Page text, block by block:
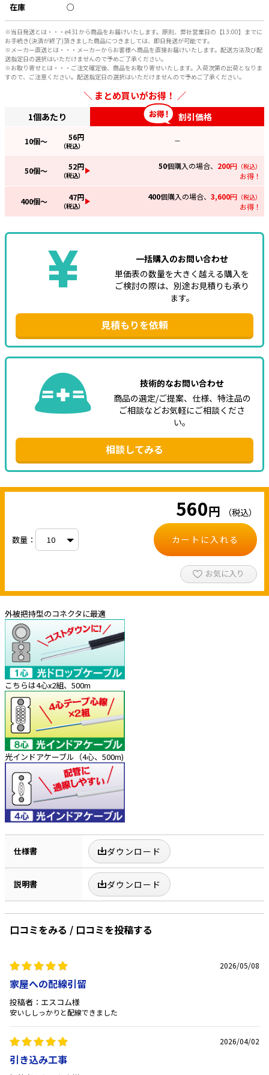
在庫 ○
※当日発送とは・・・e431から商品をお届けいたします。原則、弊社営業日の【13:00】までに
お手続き(決済が終了)頂きました商品につきましては、即日発送が可能です。
※メーカー直送とは・・・メーカーからお客様へ商品を直接お届けいたします。配送方法及び配
送指定日の選択はいただけませんので予めご了承ください。
※お取り寄せとは・・・ご注文確定後、商品をお取り寄せいたします。入荷次第の出荷となりま
すので、ご注意ください。配送指定日の選択はいただけませんので予めご了承ください。
まとめ買いがお得！
1個あたり 割引価格
10個～ 56円
（税込）
—
50個～ 52円
（税込）
50個購入の場合、 200円 （税込）
お得！
400個～ 47円
（税込）
400個購入の場合、 3,600円 （税込）
お得！
一括購入のお問い合わせ
単価表の数量を大きく越える購入を
ご検討の際は、別途お見積りも承り
ます。
見積もりを依頼
技術的なお問い合わせ
商品の選定/ご提案、仕様、特注品の
ご相談などお気軽にご相談くださ
い。
相談してみる
560円 （税込）
数量： カートに入れる
お気に入り
外被把持型のコネクタに最適
こちらは4心x2組、500m
光インドアケーブル（4心、500m)
仕様書 ダウンロード
説明書 ダウンロード
口コミをみる / 口コミを投稿する
2026/05/08
家屋への配線引留
投稿者：エスコム様
安いししっかりと配線できました
2026/04/02
引き込み工事